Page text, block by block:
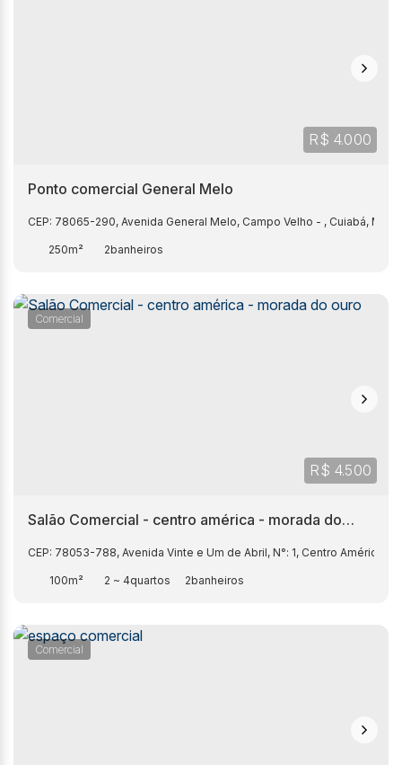
R$ 4.000
Ponto comercial General Melo
CEP: 78065-290, Avenida General Melo, Campo Velho , Cuiabá, Mato
2
250m²
Comercial
R$ 4.500
Salão Comercial - centro américa - morada do
CEP: 78053-788, Avenida Vinte e Um de Abril, N°: 1, Centro América
2 ~ 4 2
100m²
Comercial